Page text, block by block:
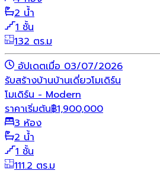
2 น้ำ
1 ชั้น
132 ตร.ม
อัปเดตเมื่อ 03/07/2026
รับสร้างบ้านบ้านเดี่ยวโมเดิร์น
โมเดิร์น - Modern
ราคาเริ่มต้น฿1,900,000
3 ห้อง
2 น้ำ
1 ชั้น
111.2 ตร.ม